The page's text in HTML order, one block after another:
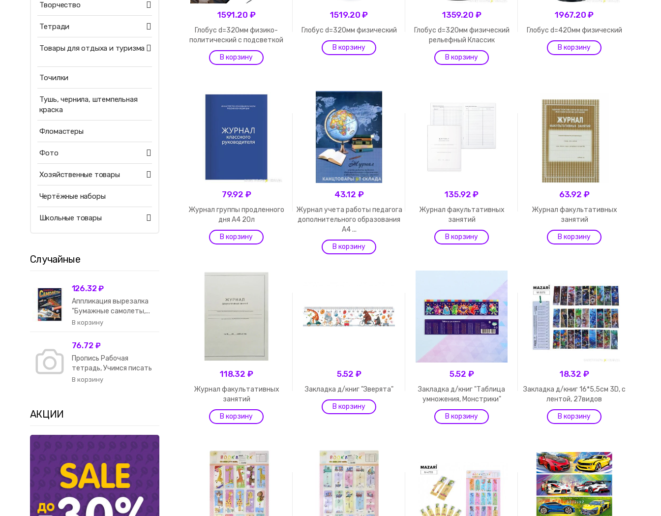
1591.20 ₽
Глобус d=320мм физико-
политический с подсветкой
1519.20 ₽
Глобус d=320мм физический
1359.20 ₽
Глобус d=320мм физический
рельефный Классик
1967.20 ₽
Глобус d=420мм физический
79.92 ₽
Журнал группы продленного
дня А4 20л
43.12 ₽
Журнал учета работы педагога
дополнительного образования
А4 ...
135.92 ₽
Журнал факультативных
занятий
63.92 ₽
Журнал факультативных
занятий
118.32 ₽
Журнал факультативных
занятий
5.52 ₽
Закладка д/книг "Зверята"
5.52 ₽
Закладка д/книг "Таблица
умножения, Монстрики"
18.32 ₽
Закладка д/книг 16*5,5см 3D, с
лентой, 27видов
Творчество
Тетради
Товары для отдыха и туризма
Точилки
Тушь, чернила, штемпельная
краска
Фломастеры
Фото
Хозяйственные товары
Чертёжные наборы
Школьные товары
Случайные
126.32 ₽
Аппликация вырезалка
"Бумажные самолеты,...
76.72 ₽
Пропись Рабочая
тетрадь, Учимся писать
к...
АКЦИИ